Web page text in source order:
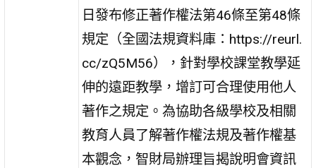
日發布修正著作權法第46條至第48條
規定（全國法規資料庫：https://reurl.
cc/zQ5M56），針對學校課堂教學延
伸的遠距教學，增訂可合理使用他人
著作之規定。為協助各級學校及相關
教育人員了解著作權法規及著作權基
本觀念，智財局辦理旨揭說明會資訊